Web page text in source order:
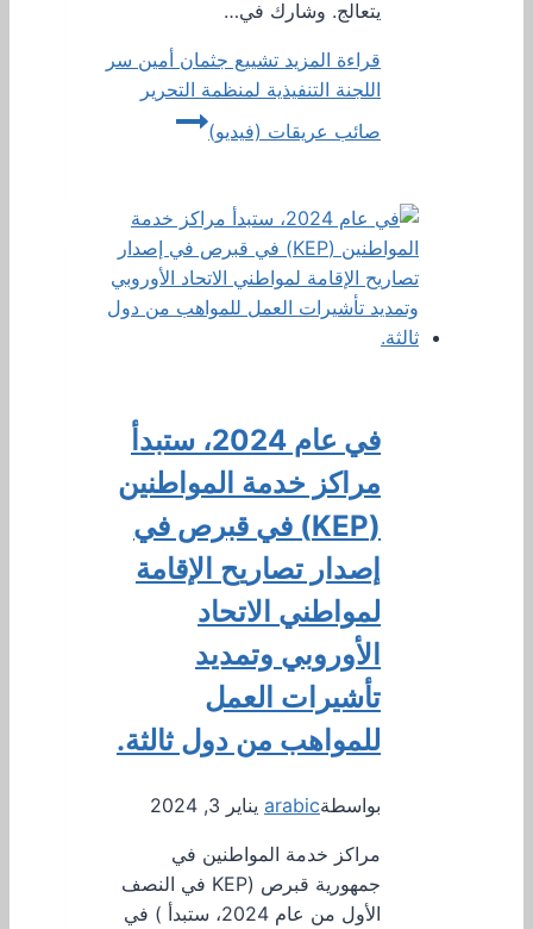
يتعالج. وشارك في…
قراءة المزيد تشييع جثمان أمين سر
اللجنة التنفيذية لمنظمة التحرير
صائب عريقات (فيديو)
في عام 2024، ستبدأ
مراكز خدمة المواطنين
(KEP) في قبرص في
إصدار تصاريح الإقامة
لمواطني الاتحاد
الأوروبي وتمديد
تأشيرات العمل
للمواهب من دول ثالثة.
بواسطةarabic يناير 3, 2024
مراكز خدمة المواطنين في
جمهورية قبرص (KEP في النصف
الأول من عام 2024، ستبدأ ) في